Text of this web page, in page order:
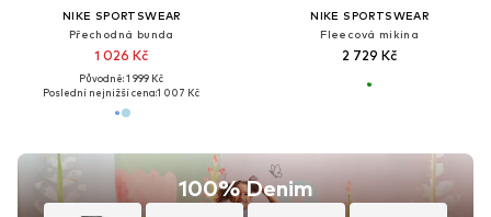
NIKE SPORTSWEAR
Přechodná bunda
1 026 Kč
Původně: 1 999 Kč
Poslední nejnižší cena:1 007 Kč
100% Denim
NIKE SPORTSWEAR
Fleecová mikina
2 729 Kč